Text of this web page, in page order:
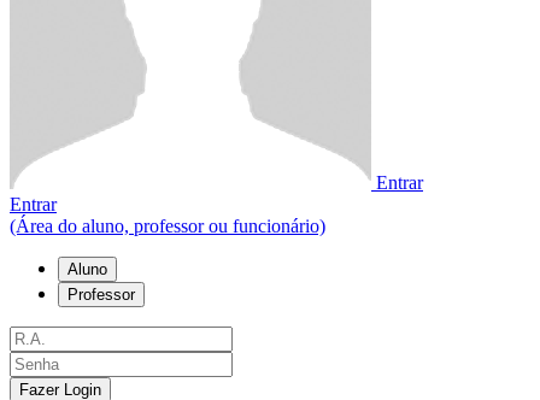
Entrar
Entrar
(Área do aluno, professor ou funcionário)
Aluno
Professor
Fazer Login